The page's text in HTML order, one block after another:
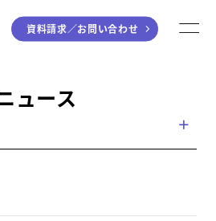
す
音楽（作詞・作曲）
資料請求／お問い合わせ
ュース